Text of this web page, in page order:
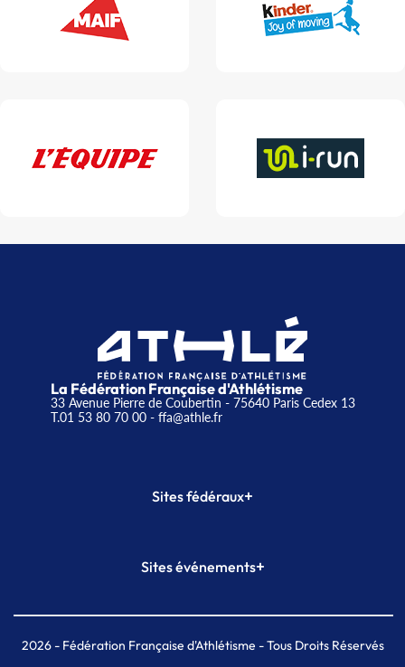
La Fédération Française d'Athlétisme
33 Avenue Pierre de Coubertin - 75640 Paris Cedex 13
T.01 53 80 70 00- ffa@athle.fr
Sites fédéraux+
Plateforme Formation
Sites événements+
Meeting de Paris indoor
MAIF Ekiden de Paris
2026- Fédération Française d'Athlétisme - Tous Droits Réservés